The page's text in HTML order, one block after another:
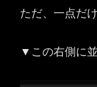
ただ、一点だけ
▼この右側に